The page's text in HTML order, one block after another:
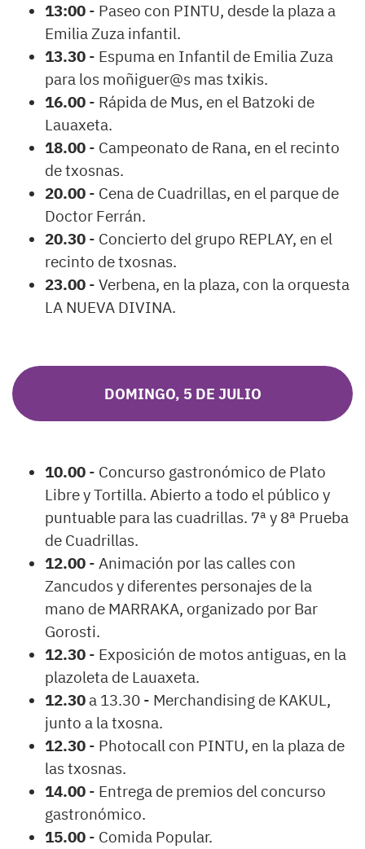
13:00 - Paseo con PINTU, desde la plaza a
Emilia Zuza infantil.
13.30 - Espuma en Infantil de Emilia Zuza
para los moñiguer@s mas txikis.
16.00 - Rápida de Mus, en el Batzoki de
Lauaxeta.
18.00 - Campeonato de Rana, en el recinto
de txosnas.
20.00 - Cena de Cuadrillas, en el parque de
Doctor Ferrán.
20.30 - Concierto del grupo REPLAY, en el
recinto de txosnas.
23.00 - Verbena, en la plaza, con la orquesta
LA NUEVA DIVINA.
DOMINGO, 5 DE JULIO
10.00 - Concurso gastronómico de Plato
Libre y Tortilla. Abierto a todo el público y
puntuable para las cuadrillas. 7ª y 8ª Prueba
de Cuadrillas.
12.00 - Animación por las calles con
Zancudos y diferentes personajes de la
mano de MARRAKA, organizado por Bar
Gorosti.
12.30 - Exposición de motos antiguas, en la
plazoleta de Lauaxeta.
12.30 a 13.30 - Merchandising de KAKUL,
junto a la txosna.
12.30 - Photocall con PINTU, en la plaza de
las txosnas.
14.00 - Entrega de premios del concurso
gastronómico.
15.00 - Comida Popular.